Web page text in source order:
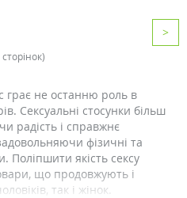
>
грає не останню роль в
Сексуальні стосунки більш
радість і справжнє
фізичні та
Поліпшити якість сексу
що продовжують і
так і жінок.